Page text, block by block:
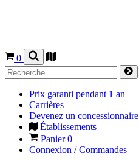
0
Prix garanti pendant 1 an
Carrières
Devenez un concessionnaire
Établissements
Panier0
Connexion / Commandes